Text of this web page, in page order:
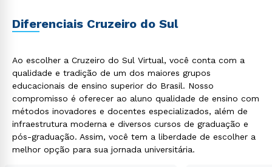
Diferenciais Cruzeiro do Sul
Ao escolher a Cruzeiro do Sul Virtual, você conta com a
qualidade e tradição de um dos maiores grupos
educacionais de ensino superior do Brasil. Nosso
compromisso é oferecer ao aluno qualidade de ensino com
métodos inovadores e docentes especializados, além de
infraestrutura moderna e diversos cursos de graduação e
pós-graduação. Assim, você tem a liberdade de escolher a
melhor opção para sua jornada universitária.